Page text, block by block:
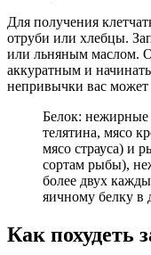
Для получения
отруби или хлебцы.
или льняным маслом.
аккуратным и
непривычки вас может
Белок: нежирные
телятина, мясо
мясо страуса) и
сортам рыбы),
более двух
яичному белку в
Как похудеть